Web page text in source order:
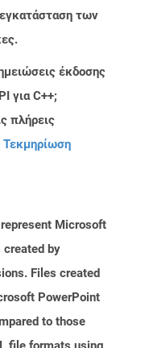
των
έκδοσης
για C++;
πλήρεις
Τεκμηρίωση
Microsoft
by
Files created
PowerPoint
to those